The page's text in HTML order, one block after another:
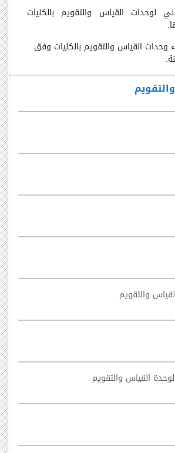
والتقويم
القياس والتقويم
لوحدات القياس والتقويم بالكليات
وحدات القياس والتقويم بالكليات وفق